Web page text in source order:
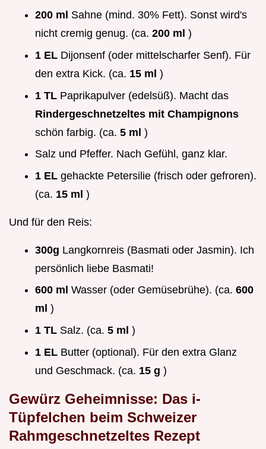
200 ml Sahne (mind. 30% Fett). Sonst wird's
nicht cremig genug. (ca. 200 ml )
1 EL Dijonsenf (oder mittelscharfer Senf). Für
den extra Kick. (ca. 15 ml )
1 TL Paprikapulver (edelsüß). Macht das
Rindergeschnetzeltes mit Champignons
schön farbig. (ca. 5 ml )
Salz und Pfeffer. Nach Gefühl, ganz klar.
1 EL gehackte Petersilie (frisch oder gefroren).
(ca. 15 ml )
Und für den Reis:
300g Langkornreis (Basmati oder Jasmin). Ich
persönlich liebe Basmati!
600 ml Wasser (oder Gemüsebrühe). (ca. 600
ml )
1 TL Salz. (ca. 5 ml )
1 EL Butter (optional). Für den extra Glanz
und Geschmack. (ca. 15 g )
Gewürz Geheimnisse: Das i-
Tüpfelchen beim Schweizer
Rahmgeschnetzeltes Rezept